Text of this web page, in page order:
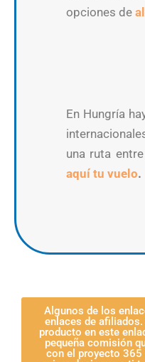
opciones de
En Hungría
una ruta
aquí tu vuelo.
Algunos de los
enlaces de
producto en este
pequeña comisión
con el proyecto 365